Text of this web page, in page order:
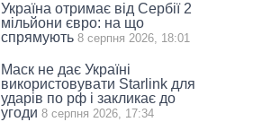
Україна отримає від Сербії 2
мільйони євро: на що
спрямують 8 серпня 2026, 18:01
Маск не дає Україні
використовувати Starlink для
ударів по рф і закликає до
угоди 8 серпня 2026, 17:34